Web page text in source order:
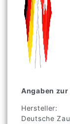
Angaben
Hersteller:
Deutsche